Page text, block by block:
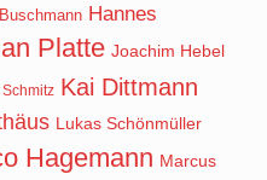
Hannes
Platte Joachim Hebel
Kai Dittmann
Lukas Schönmüller
Hagemann Marcus